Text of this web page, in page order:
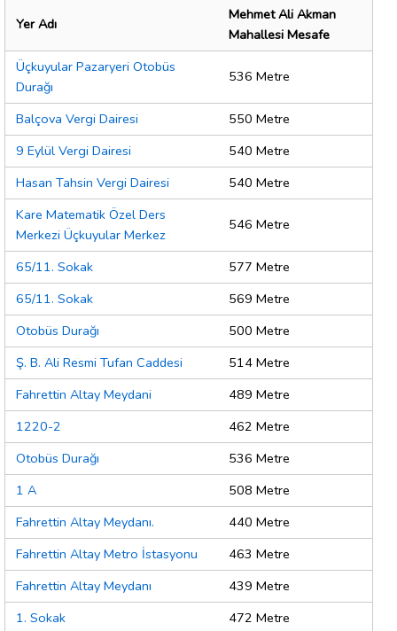
Yer Adı
Mehmet Ali Akman
Mahallesi Mesafe
Üçkuyular Pazaryeri Otobüs
Durağı
536 Metre
Balçova Vergi Dairesi
550 Metre
9 Eylül Vergi Dairesi
540 Metre
Hasan Tahsin Vergi Dairesi
540 Metre
Kare Matematik Özel Ders
Merkezi Üçkuyular Merkez
546 Metre
65/11. Sokak
577 Metre
65/11. Sokak
569 Metre
Otobüs Durağı
500 Metre
Ş. B. Ali Resmi Tufan Caddesi
514 Metre
Fahrettin Altay Meydani
489 Metre
1220-2
462 Metre
Otobüs Durağı
536 Metre
1 A
508 Metre
Fahrettin Altay Meydanı.
440 Metre
Fahrettin Altay Metro İstasyonu
463 Metre
Fahrettin Altay Meydanı
439 Metre
1. Sokak
472 Metre